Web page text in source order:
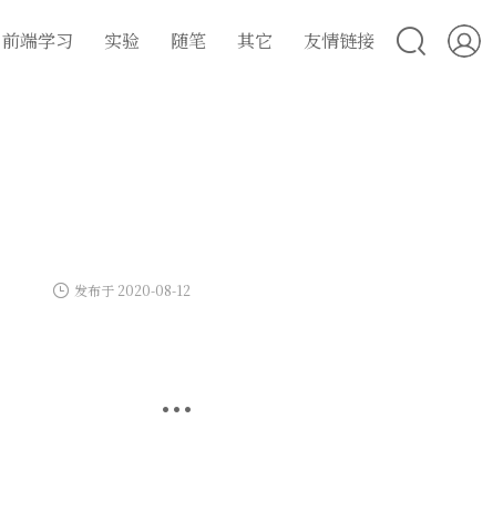
前端学习 实验 随笔 其它 友情链接
发布于 2020-08-12